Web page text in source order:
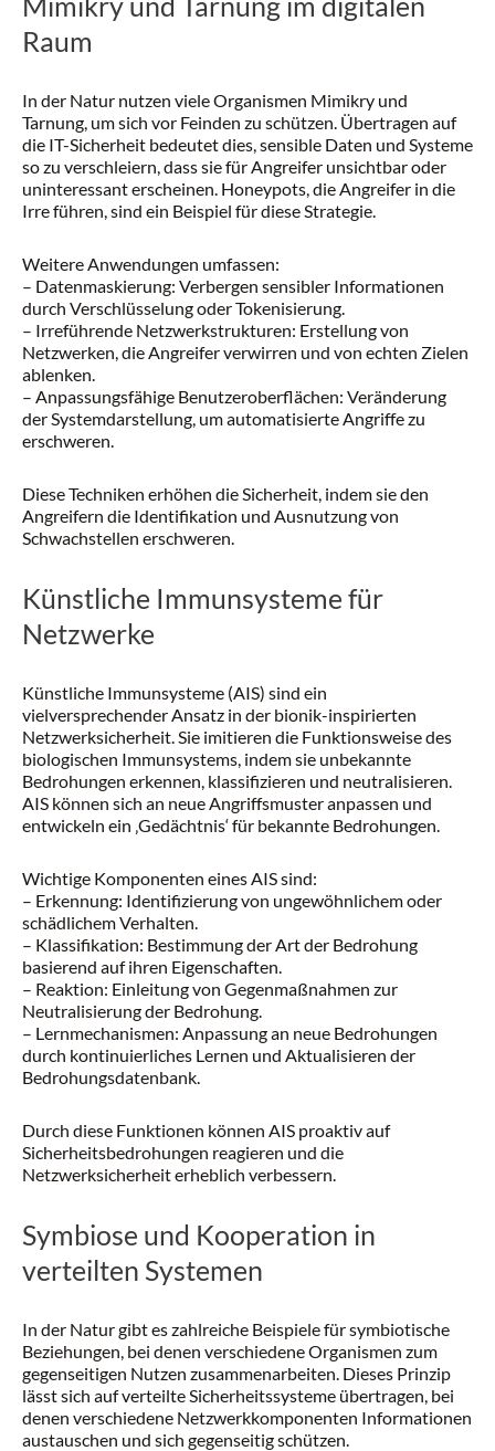
Raum
In der Natur nutzen viele Organismen Mimikry und
Tarnung, um sich vor Feinden zu schützen. Übertragen auf
die IT-Sicherheit bedeutet dies, sensible Daten und Systeme
so zu verschleiern, dass sie für Angreifer unsichtbar oder
uninteressant erscheinen. Honeypots, die Angreifer in die
Irre führen, sind ein Beispiel für diese Strategie.
Weitere Anwendungen umfassen:
– Datenmaskierung: Verbergen sensibler Informationen
durch Verschlüsselung oder Tokenisierung.
– Irreführende Netzwerkstrukturen: Erstellung von
Netzwerken, die Angreifer verwirren und von echten Zielen
ablenken.
– Anpassungsfähige Benutzeroberflächen: Veränderung
der Systemdarstellung, um automatisierte Angriffe zu
erschweren.
Diese Techniken erhöhen die Sicherheit, indem sie den
Angreifern die Identifikation und Ausnutzung von
Schwachstellen erschweren.
Künstliche Immunsysteme für
Netzwerke
Künstliche Immunsysteme (AIS) sind ein
vielversprechender Ansatz in der bionik-inspirierten
Netzwerksicherheit. Sie imitieren die Funktionsweise des
biologischen Immunsystems, indem sie unbekannte
Bedrohungen erkennen, klassifizieren und neutralisieren.
AIS können sich an neue Angriffsmuster anpassen und
entwickeln ein ‚Gedächtnis‘ für bekannte Bedrohungen.
Wichtige Komponenten eines AIS sind:
– Erkennung: Identifizierung von ungewöhnlichem oder
schädlichem Verhalten.
– Klassifikation: Bestimmung der Art der Bedrohung
basierend auf ihren Eigenschaften.
– Reaktion: Einleitung von Gegenmaßnahmen zur
Neutralisierung der Bedrohung.
– Lernmechanismen: Anpassung an neue Bedrohungen
durch kontinuierliches Lernen und Aktualisieren der
Bedrohungsdatenbank.
Durch diese Funktionen können AIS proaktiv auf
Sicherheitsbedrohungen reagieren und die
Netzwerksicherheit erheblich verbessern.
Symbiose und Kooperation in
verteilten Systemen
In der Natur gibt es zahlreiche Beispiele für symbiotische
Beziehungen, bei denen verschiedene Organismen zum
gegenseitigen Nutzen zusammenarbeiten. Dieses Prinzip
lässt sich auf verteilte Sicherheitssysteme übertragen, bei
denen verschiedene Netzwerkkomponenten Informationen
austauschen und sich gegenseitig schützen.